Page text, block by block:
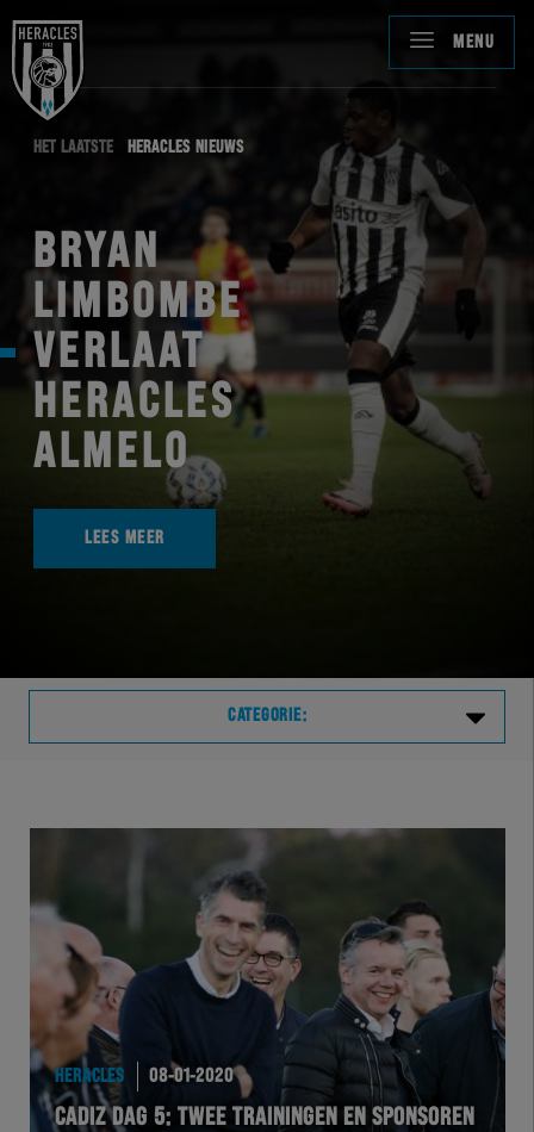
MENU
HET LAATSTE HERACLES NIEUWS
BRYAN
LIMBOMBE
VERLAAT
HERACLES
ALMELO
LEES MEER
CATEGORIE:
TELHER
HERVOL
HEREXC
EXCHER
HERACLES 08-01-2020
CADIZ DAG 5: TWEE TRAININGEN EN SPONSOREN